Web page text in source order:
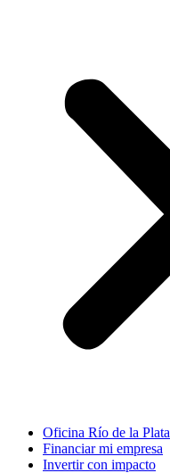
Oficina Río de la Plata
Financiar mi empresa
Invertir con impacto